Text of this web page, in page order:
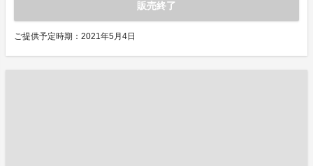
販売終了
ご提供予定時期：2021年5月4日